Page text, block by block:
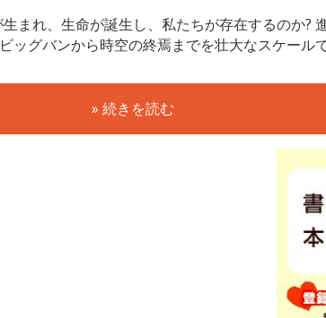
まれ、生命が誕生し、私たちが存在するのか?
ッグバンから時空の終焉までを壮大なスケール
» 続きを読む